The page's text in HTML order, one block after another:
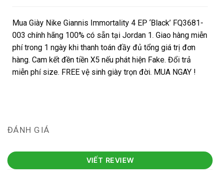
Mua Giày Nike Giannis Immortality 4 EP ‘Black’ FQ3681-
003 chính hãng 100% có sẵn tại Jordan 1. Giao hàng miễn
phí trong 1 ngày khi thanh toán đầy đủ tổng giá trị đơn
hàng. Cam kết đền tiền X5 nếu phát hiện Fake. Đổi trả
miễn phí size. FREE vệ sinh giày trọn đời. MUA NGAY !
ĐÁNH GIÁ
VIẾT REVIEW